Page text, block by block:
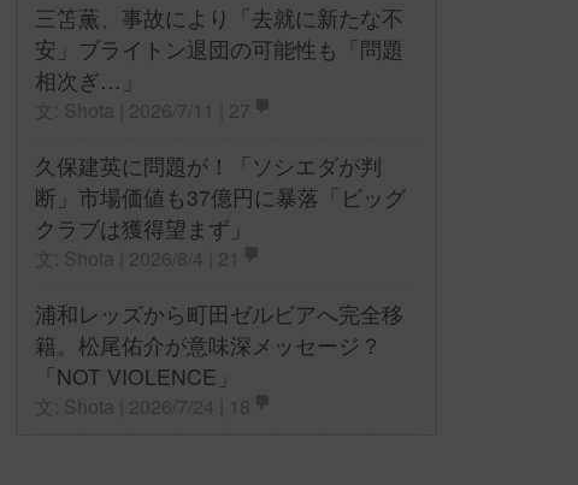
三笘薫、事故により「去就に新たな不
安」ブライトン退団の可能性も「問題
相次ぎ…」
久保建英に問題が！「ソシエダが判
断」市場価値も37億円に暴落「ビッグ
クラブは獲得望まず」
浦和レッズから町田ゼルビアへ完全移
籍。松尾佑介が意味深メッセージ？
「NOT VIOLENCE」